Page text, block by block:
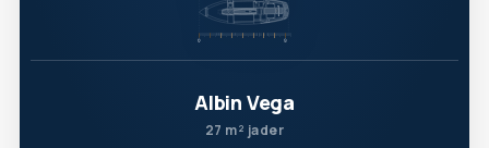
Albin Vega
27 m² jader